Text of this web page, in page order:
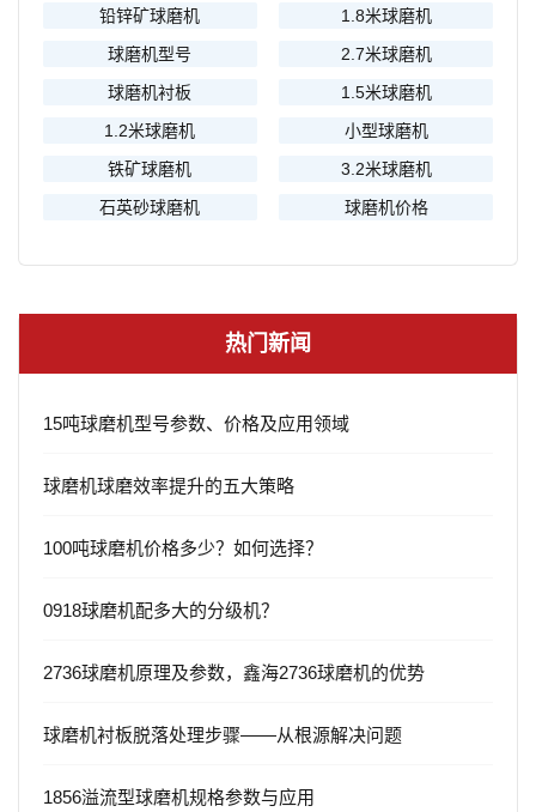
铅锌矿球磨机
1.8米球磨机
球磨机型号
2.7米球磨机
球磨机衬板
1.5米球磨机
1.2米球磨机
小型球磨机
铁矿球磨机
3.2米球磨机
石英砂球磨机
球磨机价格
热门新闻
15吨球磨机型号参数、价格及应用领域
球磨机球磨效率提升的五大策略
100吨球磨机价格多少？如何选择？
0918球磨机配多大的分级机？
2736球磨机原理及参数，鑫海2736球磨机的优势
球磨机衬板脱落处理步骤——从根源解决问题
1856溢流型球磨机规格参数与应用